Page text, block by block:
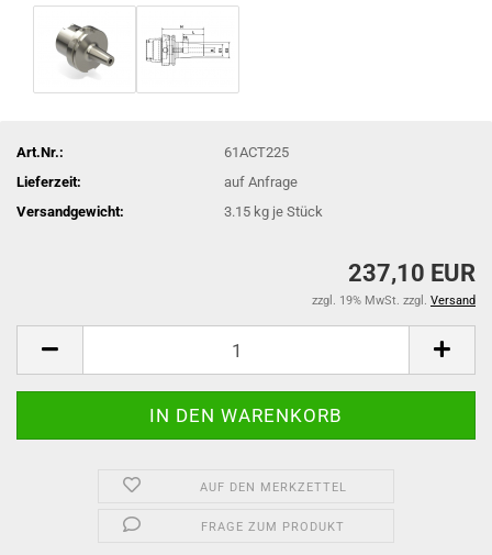
Art.Nr.:
61ACT225
Lieferzeit:
auf Anfrage
Versandgewicht:
3.15 kg je Stück
237,10 EUR
zzgl. 19% MwSt. zzgl. Versand
AUF DEN MERKZETTEL
FRAGE ZUM PRODUKT